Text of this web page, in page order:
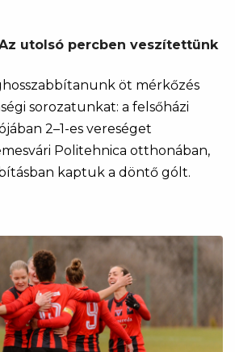
utolsó percben veszítettünk
öt mérkőzés
sorozatunkat: a felsőházi
2–1-es vereséget
Politehnica otthonában,
kaptuk a döntő gólt.